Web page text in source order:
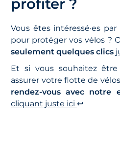
profiter ?
Vous êtes intéressé·es
pour protéger vos vélos ?
seulement quelques clics
Et si vous souhaitez être
assurer votre flotte de
rendez-vous avec notre
cliquant juste ici↩️